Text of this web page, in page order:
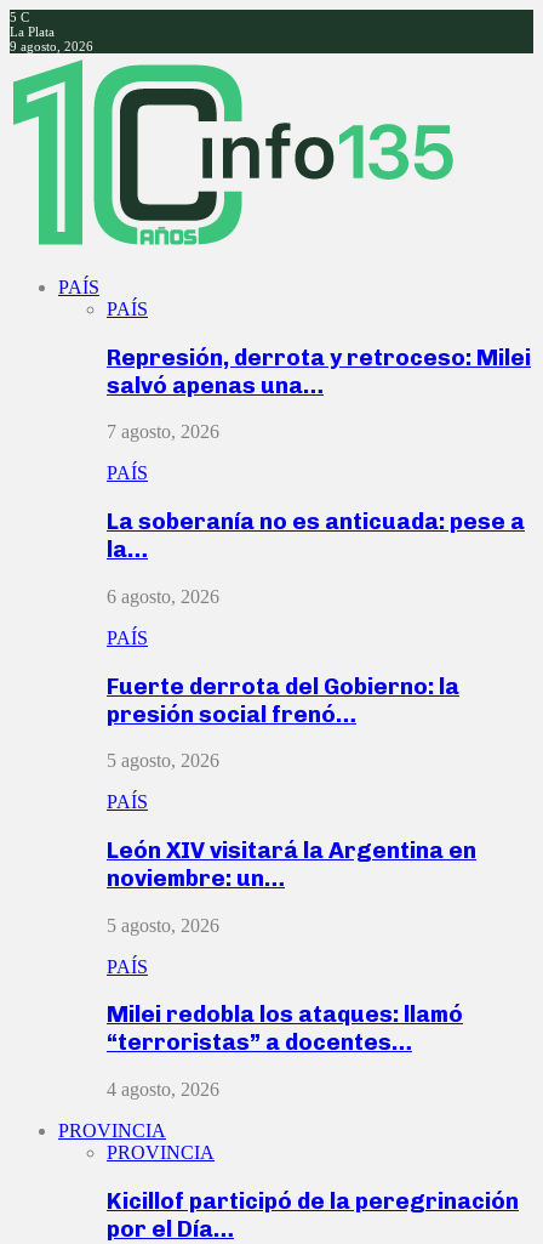
5 C
La Plata
9 agosto, 2026
Facebook
Twitter
Instagram
Youtube
PAÍS
PAÍS
Represión, derrota y retroceso: Milei
salvó apenas una…
7 agosto, 2026
PAÍS
La soberanía no es anticuada: pese a
la…
6 agosto, 2026
PAÍS
Fuerte derrota del Gobierno: la
presión social frenó…
5 agosto, 2026
PAÍS
León XIV visitará la Argentina en
noviembre: un…
5 agosto, 2026
PAÍS
Milei redobla los ataques: llamó
“terroristas” a docentes…
4 agosto, 2026
PROVINCIA
PROVINCIA
Kicillof participó de la peregrinación
por el Día…